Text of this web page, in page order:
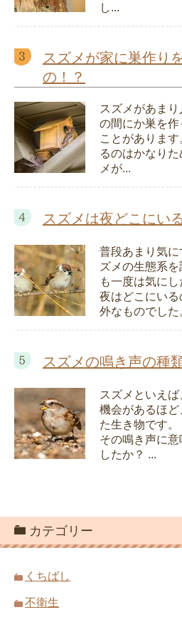
し...
スズメが家に巣作り
の！？
スズメがあま
の間にか巣を
ことがありま
るのはかなり
メが...
スズメは夜どこにい
普段あまり気
ズメの生態系
も一度は気にし
夜はどこにい
外なものでした
スズメの鳴き声の種
スズメといえ
機会があるほ
た生き物です。
その鳴き声に
したか？ ...
カテゴリー
くちばし
不衛生